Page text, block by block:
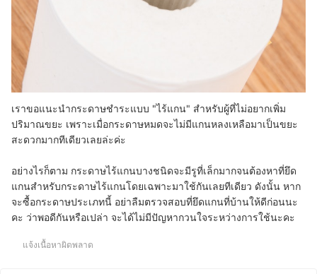
เราขอแนะนำกระดาษชำระแบบ "ไร้แกน" สำหรับผู้ที่ไม่อยากเพิ่ม
ปริมาณขยะ เพราะเมื่อกระดาษหมดจะไม่มีแกนหลงเหลือมาเป็นขยะ
สะดวกมากทีเดียวเลยล่ะค่ะ
อย่างไรก็ตาม กระดาษไร้แกนบางชนิดจะมีรูที่เล็กมากจนต้องหาที่ยึด
แกนสำหรับกระดาษไร้แกนโดยเฉพาะมาใช้กันเลยทีเดียว ดังนั้น หาก
จะซื้อกระดาษประเภทนี้ อย่าลืมตรวจสอบที่ยึดแกนที่บ้านให้ดีก่อนนะ
คะ ว่าพอดีกันหรือเปล่า จะได้ไม่มีปัญหากวนใจระหว่างการใช้นะคะ
แจ้งเนื้อหาผิดพลาด